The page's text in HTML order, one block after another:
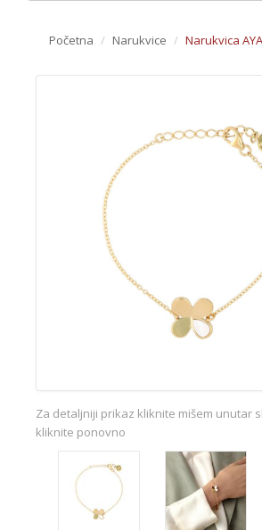
Početna / Narukvice / Narukvica
Za detaljniji prikaz kliknite mišem unutar
kliknite ponovno